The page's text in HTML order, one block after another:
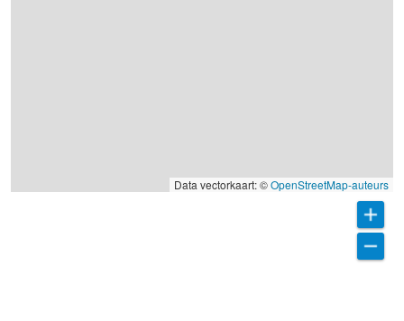
Data vectorkaart: ©OpenStreetMap-auteurs